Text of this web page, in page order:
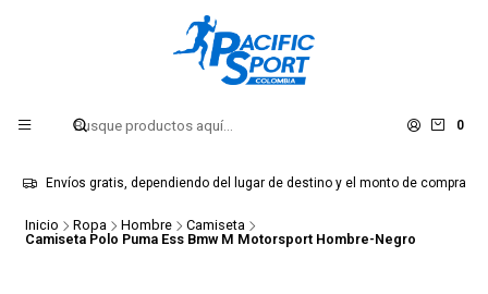
0
Envíos gratis, dependiendo del lugar de destino y el monto de compra
Inicio Ropa Hombre
Camiseta
Camiseta Polo Puma Ess Bmw M Motorsport Hombre-Negro